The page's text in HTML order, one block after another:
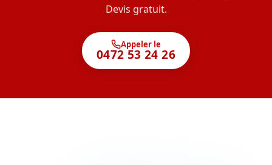
Devis gratuit.
Appeler le
0472 53 24 26